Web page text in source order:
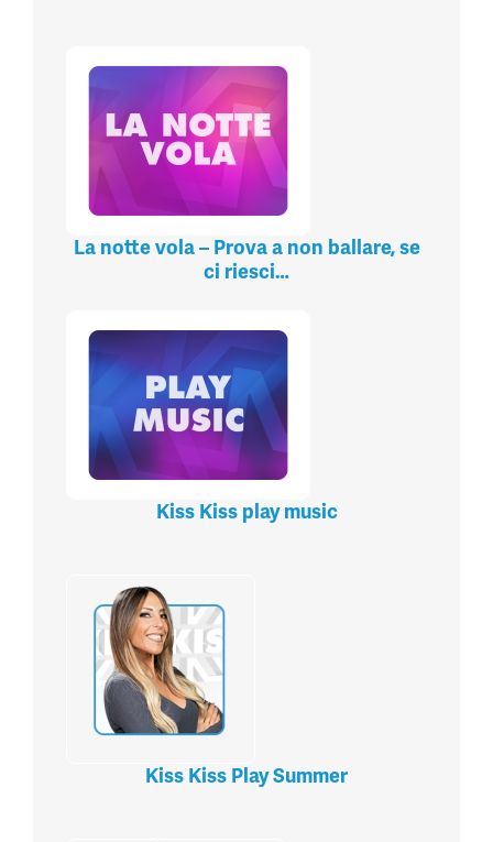
La notte vola – Prova a non ballare, se
ci riesci…
Kiss Kiss play music
Kiss Kiss Play Summer